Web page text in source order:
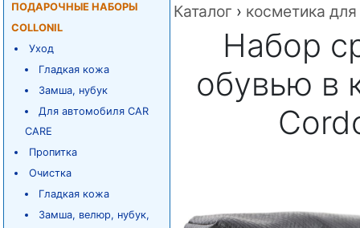
ПОДАРОЧНЫЕ НАБОРЫ
COLLONIL
Уход
Гладкая кожа
Замша, нубук
Для автомобиля CAR
CARE
Пропитка
Очистка
Гладкая кожа
Замша, велюр, нубук,
Каталог › косметика
Набор
обувью в